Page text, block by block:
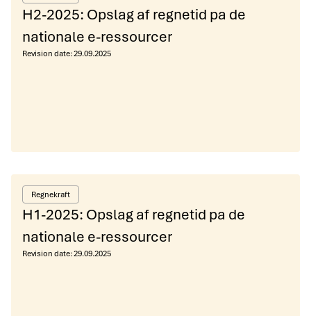
H2-2025: Opslag af regnetid pa de
nationale e-ressourcer
Revision date:29.09.2025
Regnekraft
H1-2025: Opslag af regnetid pa de
nationale e-ressourcer
Revision date:29.09.2025